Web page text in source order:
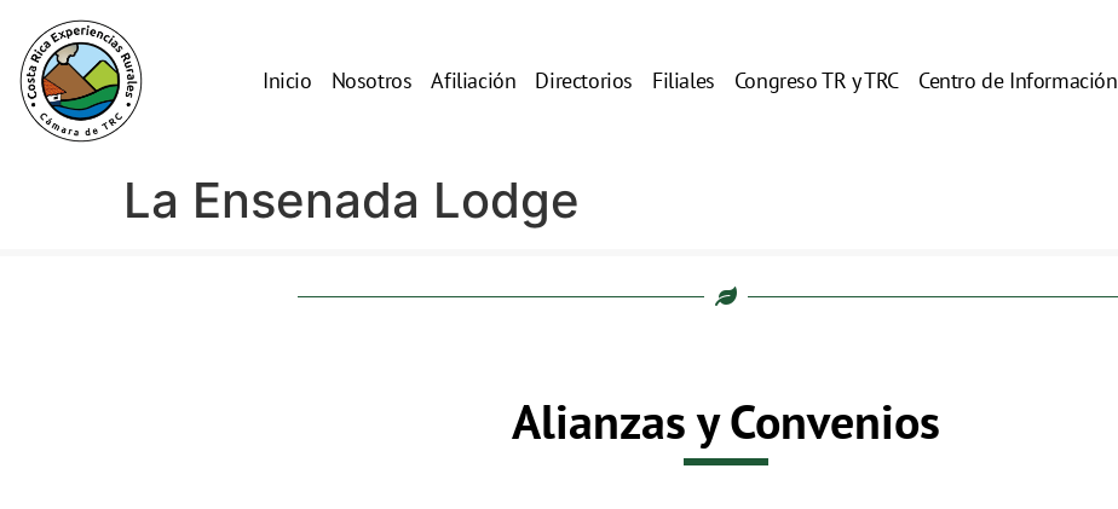
Inicio Nosotros Afiliación Directorios Filiales Congreso TR y TRC Centro de Información
La Ensenada Lodge
Alianzas y Convenios